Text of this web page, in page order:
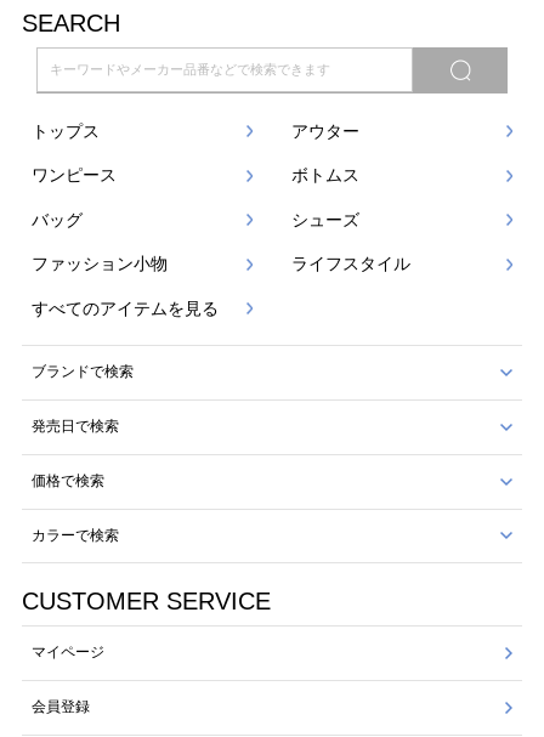
SEARCH
トップス アウター
ワンピース ボトムス
バッグ シューズ
ファッション小物 ライフスタイル
すべてのアイテムを見る
ブランドで検索
発売日で検索
価格で検索
カラーで検索
CUSTOMER SERVICE
マイページ
会員登録